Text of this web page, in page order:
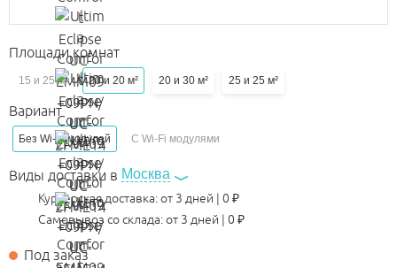
Площади комнат
15 и 25 м² 20 и 20 м² 20 и 30 м² 25 и 25 м²
Вариант
Без Wi-Fi модулей С Wi-Fi модулями
Виды доставки в Москва
Курьерская доставка:от 3 дней | 0 ₽
Самовывоз со склада:от 3 дней | 0 ₽
Под заказ